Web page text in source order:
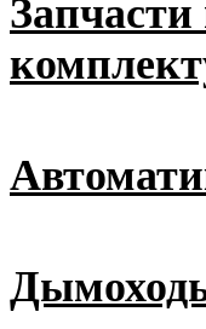
Запчасти